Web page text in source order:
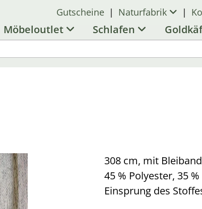
Gutscheine | Naturfabrik |
Möbeloutlet Schlafen
308 cm, mit Bleiband
45 % Polyester, 35
Einsprung des